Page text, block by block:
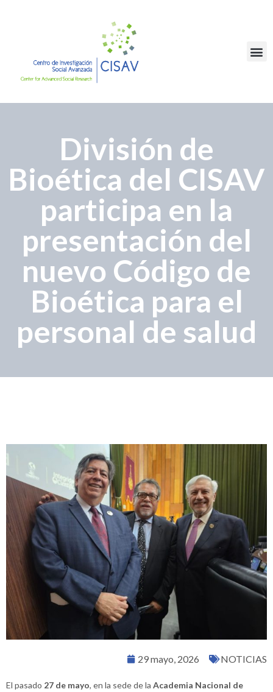
División de
Bioética del CISAV
participa en la
presentación del
nuevo Código de
Bioética para el
personal de salud
29 mayo, 2026 NOTICIAS
El pasado 27 de mayo, en la sede de la Academia Nacional de